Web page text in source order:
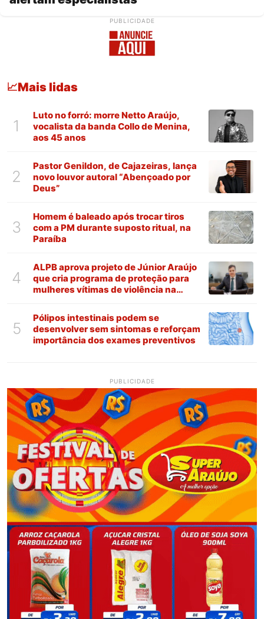
PUBLICIDADE
📈Mais lidas
1
Luto no forró: morre Netto Araújo,
vocalista da banda Collo de Menina,
aos 45 anos
2
Pastor Genildon, de Cajazeiras, lança
novo louvor autoral “Abençoado por
Deus”
3
Homem é baleado após trocar tiros
com a PM durante suposto ritual, na
Paraíba
4
ALPB aprova projeto de Júnior Araújo
que cria programa de proteção para
mulheres vítimas de violência na
5
Pólipos intestinais podem se
desenvolver sem sintomas e reforçam
importância dos exames preventivos
PUBLICIDADE